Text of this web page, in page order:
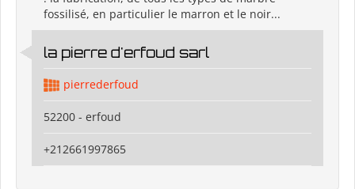
fossilisé, en particulier le marron et le noir...
la pierre d'erfoud sarl
pierrederfoud
52200 - erfoud
+212661997865